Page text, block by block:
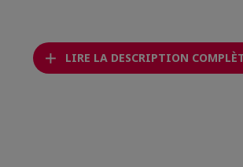
LIRE LA DESCRIPTION